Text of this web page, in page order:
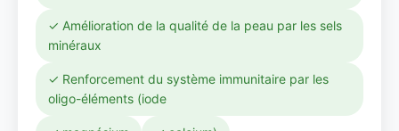
✓ Amélioration de la qualité de la peau par les sels
minéraux
✓ Renforcement du système immunitaire par les
oligo-éléments (iode